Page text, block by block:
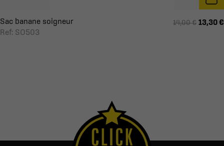
Sac banane soigneur
Ref: SO503
14,00 € 13,30 €